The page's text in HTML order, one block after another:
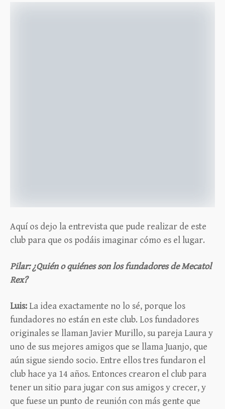
Aquí os dejo la entrevista que pude realizar de este
club para que os podáis imaginar cómo es el lugar.
Pilar: ¿Quién o quiénes son los fundadores de Mecatol
Rex?
Luis: La idea exactamente no lo sé, porque los
fundadores no están en este club. Los fundadores
originales se llaman Javier Murillo, su pareja Laura y
uno de sus mejores amigos que se llama Juanjo, que
aún sigue siendo socio. Entre ellos tres fundaron el
club hace ya 14 años. Entonces crearon el club para
tener un sitio para jugar con sus amigos y crecer, y
que fuese un punto de reunión con más gente que